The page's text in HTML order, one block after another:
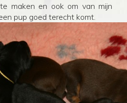
maken en ook om van mijn
pup goed terecht komt.